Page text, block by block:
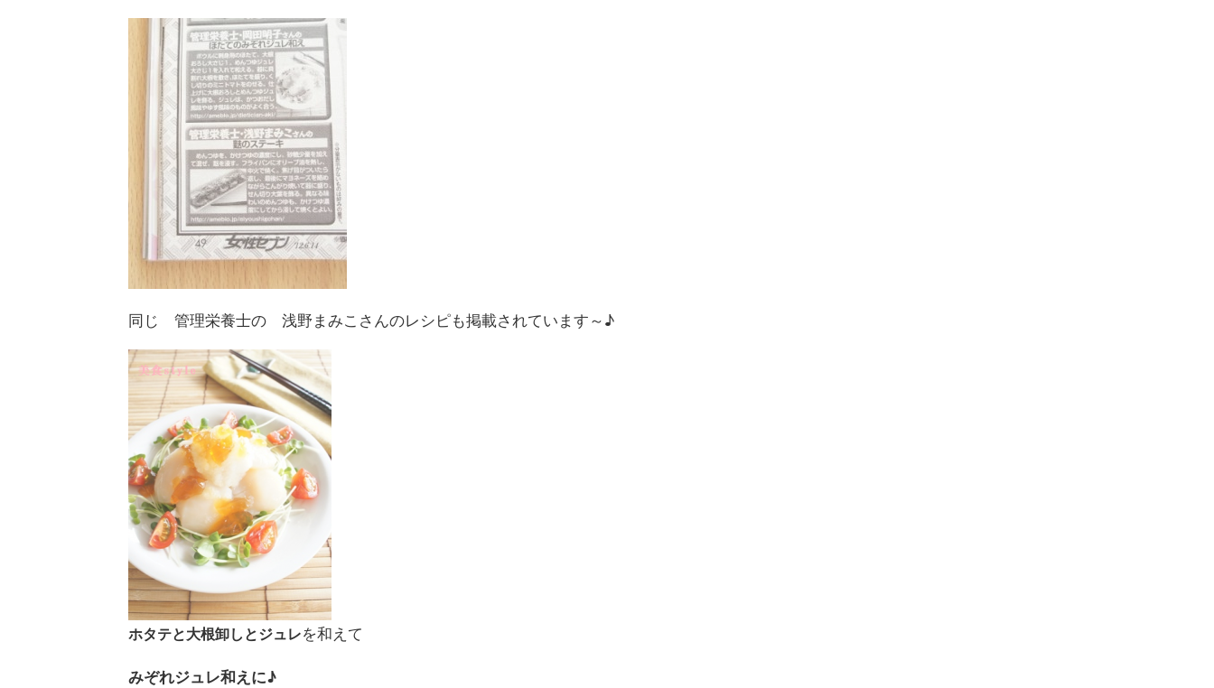
同じ 管理栄養士の 浅野まみこさんのレシピも掲載されています～♪
ホタテと大根卸しとジュレを和えて
みぞれジュレ和えに♪